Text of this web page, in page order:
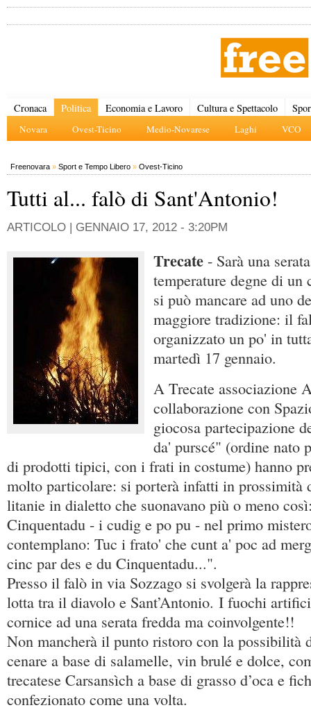
Cronaca Politica
Novara Ovest-Ticino Medio-Novarese Laghi VCO
Economia e Lavoro Cultura e Spettacolo
Freenovara » Sport e Tempo Libero » Ovest-Ticino
Tutti al... falò di Sant'Antonio!
ARTICOLO | GENNAIO 17, 2012 - 3:20PM
Trecate - Sarà una
temperature degne di un
si può mancare ad uno
maggiore tradizione: il
organizzato un po' in
martedì 17 gennaio.
A Trecate associazione
collaborazione con
giocosa partecipazione
da' purscé" (ordine nato
di prodotti tipici, con i frati in costume) hanno
molto particolare: si porterà infatti in prossimità
litanie in dialetto che suonavano più o meno
Cinquentadu - i cudig e po pu - nel primo
contemplano: Tuc i frato' che cunt a' poc ad
cinc par des e du Cinquentadu...".
Presso il falò in via Sozzago si svolgerà la
lotta tra il diavolo e Sant’Antonio. I fuochi
cornice ad una serata fredda ma coinvolgente!!
Non mancherà il punto ristoro con la
cenare a base di salamelle, vin brulé e dolce,
trecatese Carsansìch a base di grasso d’oca e
confezionato come una volta.